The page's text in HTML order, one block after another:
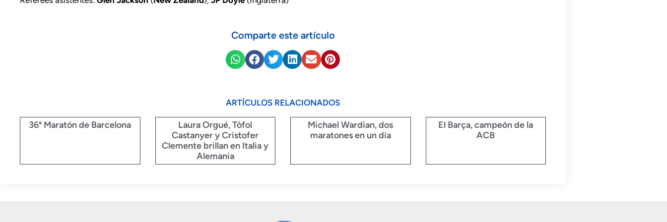
Comparte este artículo
ARTÍCULOS RELACIONADOS
36ª Maratón de Barcelona
Laura Orgué, Tòfol
Castanyer y Cristofer
Clemente brillan en Italia y
Alemania
Michael Wardian, dos
maratones en un día
El Barça, campeón de la
ACB